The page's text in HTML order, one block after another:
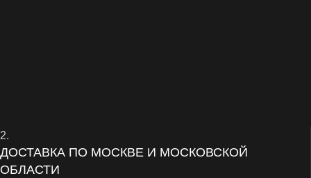
2.
ДОСТАВКА ПО МОСКВЕ И МОСКОВСКОЙ
ОБЛАСТИ